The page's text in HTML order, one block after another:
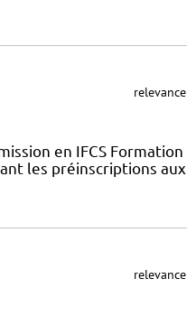
en IFCS
les préinscriptions